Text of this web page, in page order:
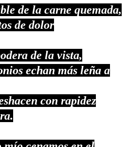
de la carne quemada,
de dolor
de la vista,
echan más leña a
con rapidez